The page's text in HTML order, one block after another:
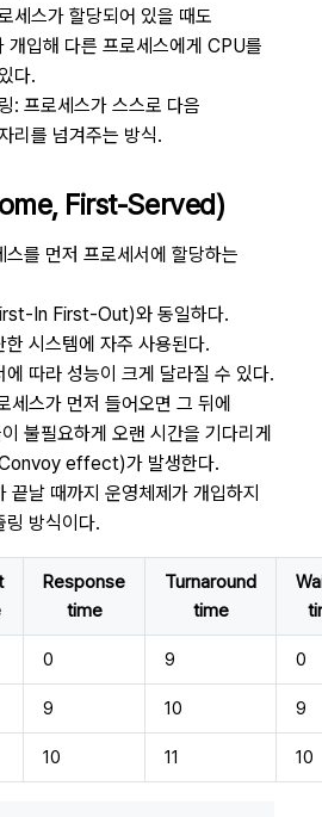
세스가 할당되어 있을 때도
개입해 다른 프로세스에게 CPU를
다.
: 프로세스가 스스로 다음
리를 넘겨주는 방식.
First-Served)
스를 먼저 프로세서에 할당하는
In First-Out)와 동일하다.
시스템에 자주 사용된다.
따라 성능이 크게 달라질 수 있다.
세스가 먼저 들어오면 그 뒤에
불필요하게 오랜 시간을 기다리게
effect)가 발생한다.
끝날 때까지 운영체제가 개입하지
링 방식이다.
Response
time
Turnaround
time
0 9 0
9 10 9
10 11 10